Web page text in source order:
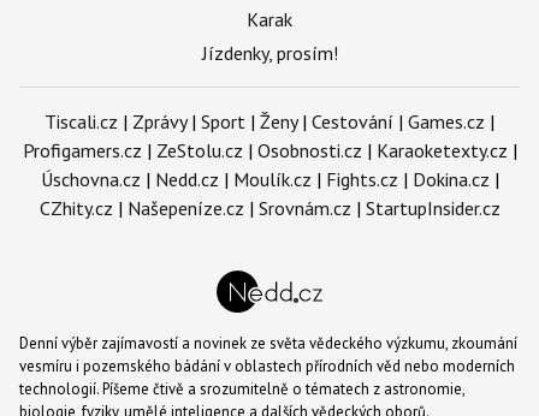
Karak
Jízdenky, prosím!
Tiscali.cz | Zprávy| Sport | Ženy| Cestování | Games.cz |
Profigamers.cz | ZeStolu.cz | Osobnosti.cz | Karaoketexty.cz |
Úschovna.cz | Nedd.cz | Moulík.cz | Fights.cz | Dokina.cz |
CZhity.cz | Našepeníze.cz | Srovnám.cz | StartupInsider.cz
Denní výběr zajímavostí a novinek ze světa vědeckého výzkumu, zkoumání
vesmíru i pozemského bádání v oblastech přírodních věd nebo moderních
technologií. Píšeme čtivě a srozumitelně o tématech z astronomie,